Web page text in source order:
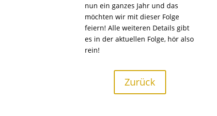
nun ein ganzes Jahr und das
möchten wir mit dieser Folge
feiern! Alle weiteren Details gibt
es in der aktuellen Folge, hör also
rein!
Zurück